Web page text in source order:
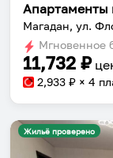
Апартаменты
Магадан, ул.
Мгновенное
11,732 ₽
2,933 ₽ × 4
Жильё проверено